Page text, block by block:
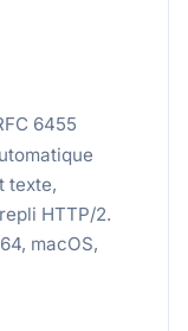
6455
texte,
HTTP/2.
macOS,